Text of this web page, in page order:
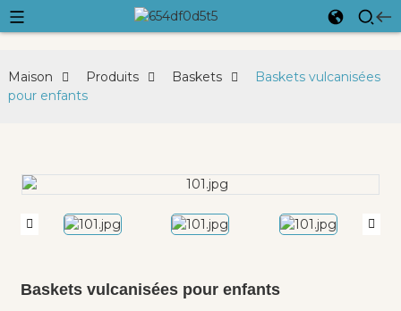
Maison Produits Baskets
Baskets vulcanisées
pour enfants
Baskets vulcanisées pour enfants